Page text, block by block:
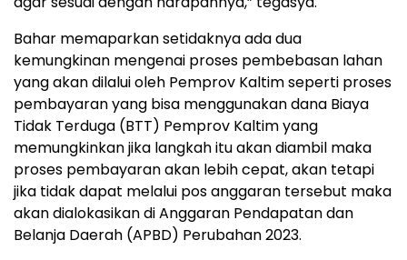
Bahar memaparkan setidaknya ada dua
kemungkinan mengenai proses pembebasan lahan
yang akan dilalui oleh Pemprov Kaltim seperti proses
pembayaran yang bisa menggunakan dana Biaya
Tidak Terduga (BTT) Pemprov Kaltim yang
memungkinkan jika langkah itu akan diambil maka
proses pembayaran akan lebih cepat, akan tetapi
jika tidak dapat melalui pos anggaran tersebut maka
akan dialokasikan di Anggaran Pendapatan dan
Belanja Daerah (APBD) Perubahan 2023.